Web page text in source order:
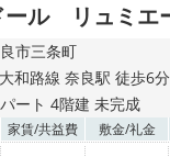
ール リュミエ
市三条町
大和路線 奈良駅 徒歩6分
ート 4階建 未完成
家賃/共益費 敷金/礼金